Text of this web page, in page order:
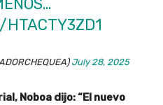
HTACTY3ZD1
July 28, 2025
Noboa dijo: “El nuevo